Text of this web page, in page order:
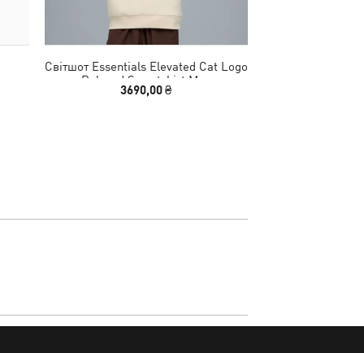
Світшот Essentials Elevated Cat Logo
Relaxed Sweatshirt Men
3690,00 ₴